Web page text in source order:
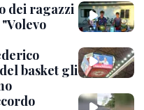
dei ragazzi
basket gli